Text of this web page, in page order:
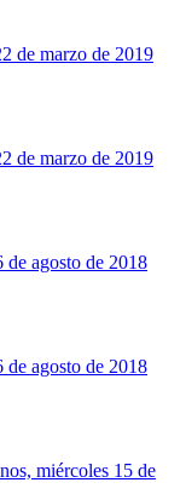
de marzo de 2019
de marzo de 2019
agosto de 2018
agosto de 2018
miércoles 15 de